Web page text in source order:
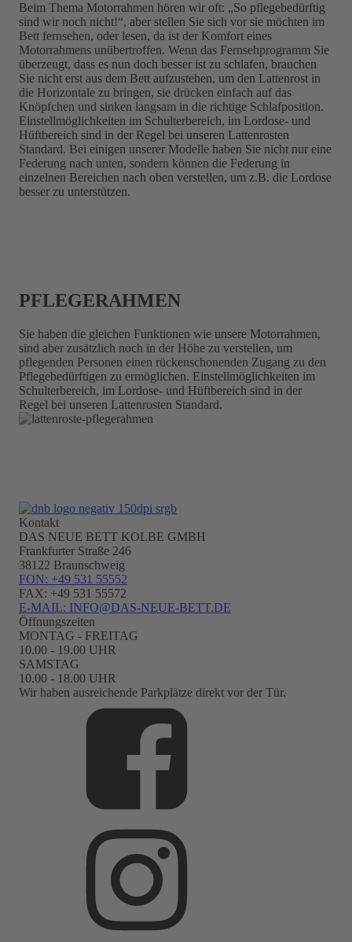
Beim Thema Motorrahmen hören wir oft: „So pflegebedürftig
sind wir noch nicht!“, aber stellen Sie sich vor sie möchten im
Bett fernsehen, oder lesen, da ist der Komfort eines
Motorrahmens unübertroffen. Wenn das Fernsehprogramm Sie
überzeugt, dass es nun doch besser ist zu schlafen, brauchen
Sie nicht erst aus dem Bett aufzustehen, um den Lattenrost in
die Horizontale zu bringen, sie drücken einfach auf das
Knöpfchen und sinken langsam in die richtige Schlafposition.
Einstellmöglichkeiten im Schulterbereich, im Lordose- und
Hüftbereich sind in der Regel bei unseren Lattenrosten
Standard. Bei einigen unserer Modelle haben Sie nicht nur eine
Federung nach unten, sondern können die Federung in
einzelnen Bereichen nach oben verstellen, um z.B. die Lordose
besser zu unterstützen.
PFLEGERAHMEN
Sie haben die gleichen Funktionen wie unsere Motorrahmen,
sind aber zusätzlich noch in der Höhe zu verstellen, um
pflegenden Personen einen rückenschonenden Zugang zu den
Pflegebedürftigen zu ermöglichen. Einstellmöglichkeiten im
Schulterbereich, im Lordose- und Hüftbereich sind in der
Regel bei unseren Lattenrosten Standard.
Kontakt
DAS NEUE BETT KOLBE GMBH
Frankfurter Straße 246
38122 Braunschweig
FON: +49 531 55552
FAX: +49 531 55572
E-MAIL: INFO@DAS-NEUE-BETT.DE
Öffnungszeiten
MONTAG - FREITAG
10.00 - 19.00 UHR
SAMSTAG
10.00 - 18.00 UHR
Wir haben ausreichende Parkplätze direkt vor der Tür.